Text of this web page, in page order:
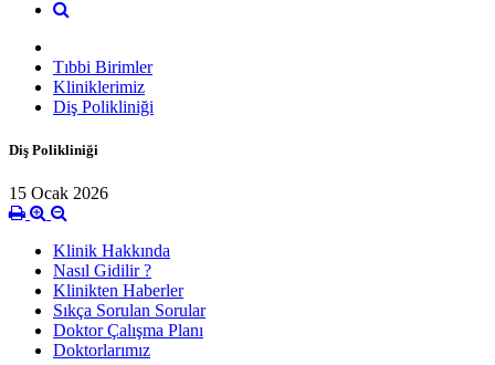
Tıbbi Birimler
Kliniklerimiz
Diş Polikliniği
Diş Polikliniği
15 Ocak 2026
Klinik Hakkında
Nasıl Gidilir ?
Klinikten Haberler
Sıkça Sorulan Sorular
Doktor Çalışma Planı
Doktorlarımız